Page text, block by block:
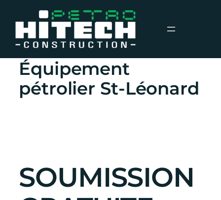
Aller
contenuNouvelles
Équipement
pétrolier St-Léonard
SOUMISSION